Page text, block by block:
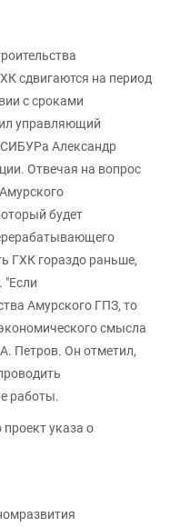
сдвигаются на период
с сроками
управляющий
Александр
Отвечая на вопрос
будет
ГХК гораздо раньше,
"Если
Амурского ГПЗ, то
смысла
Петров. Он отметил,
работы.
указа о